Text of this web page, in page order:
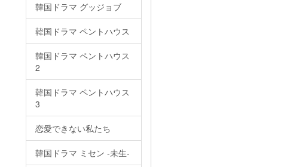
韓国ドラマ グッジョブ
韓国ドラマ ペントハウス
韓国ドラマ ペントハウス
2
韓国ドラマ ペントハウス
3
恋愛できない私たち
韓国ドラマ ミセン -未生-